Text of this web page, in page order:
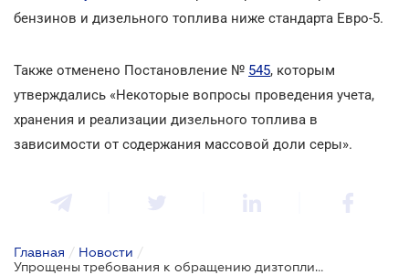
бензинов и дизельного топлива ниже стандарта Евро-5.
Также отменено Постановление № 545, которым
утверждались «Некоторые вопросы проведения учета,
хранения и реализации дизельного топлива в
зависимости от содержания массовой доли серы».
Главная / Новости /
Упрощены требования к обращению дизтоплива